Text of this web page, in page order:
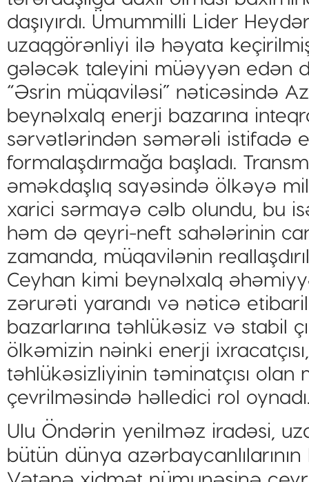
daşıyırdı. Ümummilli Lider
uzaqgörənliyi ilə həyata
gələcək taleyini müəyyən edən
“Əsrin müqaviləsi” nəticəsində
beynəlxalq enerji bazarına
sərvətlərindən səmərəli istifadə
formalaşdırmağa başladı.
əməkdaşlıq sayəsində ölkəyə
xarici sərmayə cəlb olundu, bu
həm də qeyri-neft sahələrinin
zamanda, müqavilənin
Ceyhan kimi beynəlxalq
zərurəti yarandı və nəticə
bazarlarına təhlükəsiz və stabil
ölkəmizin nəinki enerji
təhlükəsizliyinin təminatçısı
çevrilməsində həlledici rol
Ulu Öndərin yenilməz iradəsi,
bütün dünya